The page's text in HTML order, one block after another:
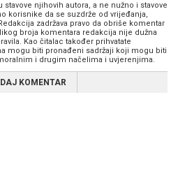
stavove njihovih autora, a ne nužno i stavove
korisnike da se suzdrže od vrijeđanja,
zadržava pravo da obriše komentar
broja komentara redakcija nije dužna
Kao čitalac također prihvatate
mogu biti pronađeni sadržaji koji mogu biti
i drugim načelima i uvjerenjima.
KOMENTAR